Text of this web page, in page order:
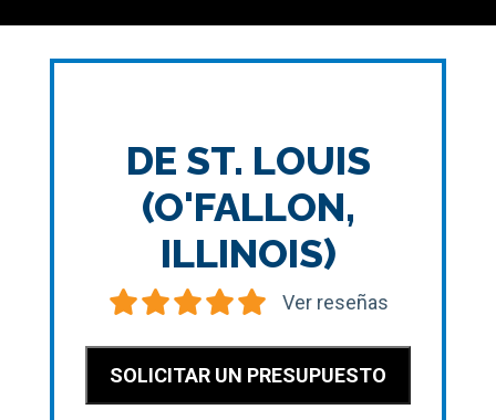
DE ST. LOUIS
(O'FALLON,
ILLINOIS)
Ver reseñas
SOLICITAR UN PRESUPUESTO